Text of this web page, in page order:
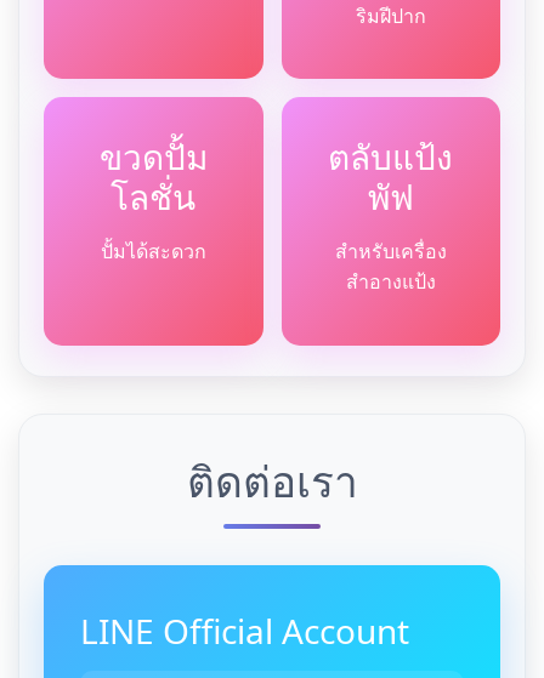
ริมฝีปาก
ขวดปั้ม
โลชั่น
ปั้มได้สะดวก
ตลับแป้ง
พัฟ
สำหรับเครื่อง
สำอางแป้ง
ติดต่อเรา
LINE Official Account